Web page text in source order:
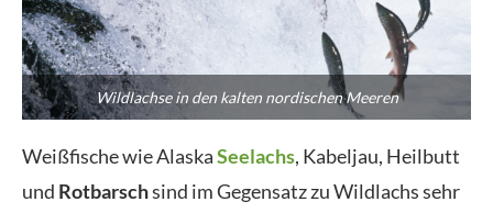
Wildlachse in den kalten nordischen Meeren
Weißfische wie AlaskaSeelachs, Kabeljau, Heilbutt
und Rotbarschsind im Gegensatz zu Wildlachs sehr